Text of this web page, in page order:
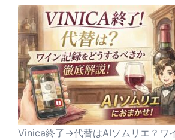
Vinica終了→代替はAIソムリエ？ワ